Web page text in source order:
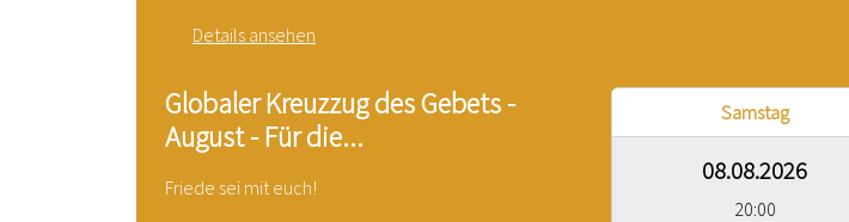
Details ansehen
Samstag
08.08.2026
20:00
Globaler Kreuzzug des Gebets -
August - Für die...
Friede sei mit euch!